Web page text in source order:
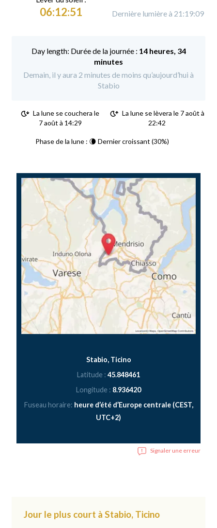
06:12:51 Dernière lumière à 21:19:09
Durée de la journée : 14 heures, 34
minutes
Demain, il y aura 2 minutes de moins qu’aujourd’hui à
Stabio
La lune se couchera le
7 août à 14:29
La lune se lèvera le 7 août à
22:42
Phase de la lune : 🌘 Dernier croissant (30%)
Stabio, Ticino
Latitude : 45.848461
Longitude : 8.936420
Fuseau horaire: heure d’été d’Europe centrale (CEST,
UTC+2)
Signaler une erreur
Jour le plus court à Stabio, Ticino